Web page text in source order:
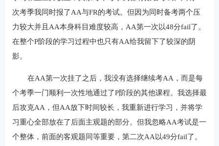
次考季我同时报了AA与FR的考试。但因为同时备考两个压
力较大并且AA本身科目难度较高，AA第一次以48分fail了。
在整个P阶段的学习过程中也只有AA给我留下了较深的阴
影。
在AA第一次挂了之后，我没有选择继续考AA，而是每
个考季一门顺利一次性地通过了P阶段的其他课程。我选择最
后攻克AA，但AA放下时间较长，我重新进行学习，并将学
习重心全部放在了后面主观题的部分。但我忽略AA考试是一
个整体，前面的客观题同等重要，第二次AA以49分fail了。